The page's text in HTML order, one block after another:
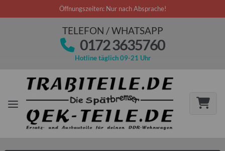
Öffnungszeiten: Nur nach Absprache!
TELEFON / WHATSAPP
0172 3635760
Hotline täglich 09-21 Uhr